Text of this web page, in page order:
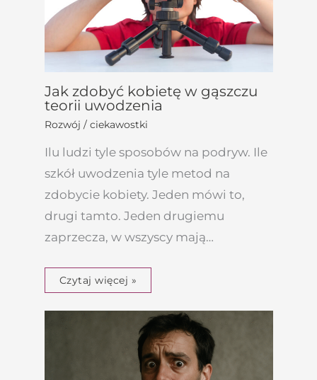
Jak zdobyć kobietę w gąszczu
teorii uwodzenia
Rozwój / ciekawostki
Ilu ludzi tyle sposobów na podryw. Ile
szkół uwodzenia tyle metod na
zdobycie kobiety. Jeden mówi to,
drugi tamto. Jeden drugiemu
zaprzecza, w wszyscy mają…
Czytaj więcej »